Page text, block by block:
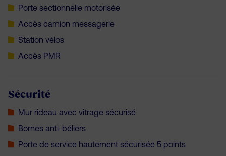
Porte sectionnelle motorisée
Accès camion messagerie
Station vélos
Accès PMR
Sécurité
Mur rideau avec vitrage sécurisé
Bornes anti-béliers
Porte de service hautement sécurisée 5 points